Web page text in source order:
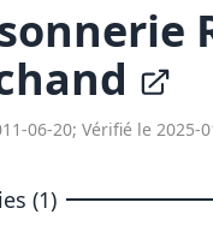
06-20; Vérifié le 2025-
(1)